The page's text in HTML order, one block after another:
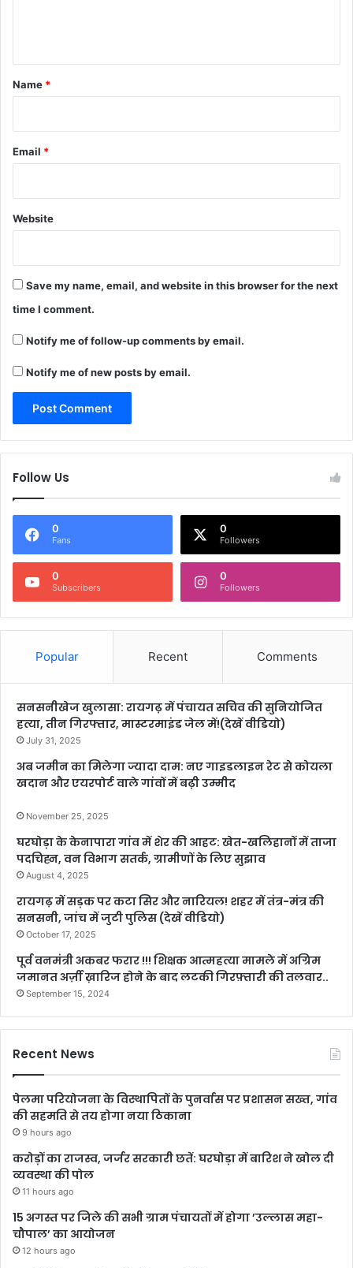
*
Name *
Email *
Website
Save my name, email, and website in this browser for the next
time I comment.
Notify me of follow-up comments by email.
Notify me of new posts by email.
Follow Us
0
Fans
0
Followers
0
Subscribers
0
Followers
Popular Recent Comments
सनसनीखेज खुलासा: रायगढ़ में पंचायत सचिव की सुनियोजित
हत्या, तीन गिरफ्तार, मास्टरमाइंड जेल में!(देखें वीडियो)
July 31, 2025
अब जमीन का मिलेगा ज्यादा दाम: नए गाइडलाइन रेट से कोयला
खदान और एयरपोर्ट वाले गांवों में बढ़ी उम्मीद
November 25, 2025
घरघोड़ा के केनापारा गांव में शेर की आहट: खेत-खलिहानों में ताजा
पदचिह्न, वन विभाग सतर्क, ग्रामीणों के लिए सुझाव
August 4, 2025
रायगढ़ में सड़क पर कटा सिर और नारियल! शहर में तंत्र-मंत्र की
सनसनी, जांच में जुटी पुलिस (देखें वीडियो)
October 17, 2025
पूर्व वनमंत्री अकबर फरार !!! शिक्षक आत्महत्या मामले में अग्रिम
जमानत अर्ज़ी ख़ारिज होने के बाद लटकी गिरफ़्तारी की तलवार..
September 15, 2024
Recent News
पेलमा परियोजना के विस्थापितों के पुनर्वास पर प्रशासन सख्त, गांव
की सहमति से तय होगा नया ठिकाना
9 hours ago
करोड़ों का राजस्व, जर्जर सरकारी छतें: घरघोड़ा में बारिश ने खोल दी
व्यवस्था की पोल
11 hours ago
15 अगस्त पर जिले की सभी ग्राम पंचायतों में होगा ’उल्लास महा-
चौपाल’ का आयोजन
12 hours ago